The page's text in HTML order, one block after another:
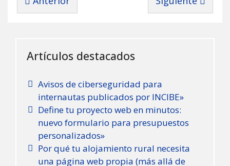
Artículos destacados
Avisos de ciberseguridad para
internautas publicados por INCIBE»
Define tu proyecto web en minutos:
nuevo formulario para presupuestos
personalizados»
Por qué tu alojamiento rural necesita
una página web propia (más allá de